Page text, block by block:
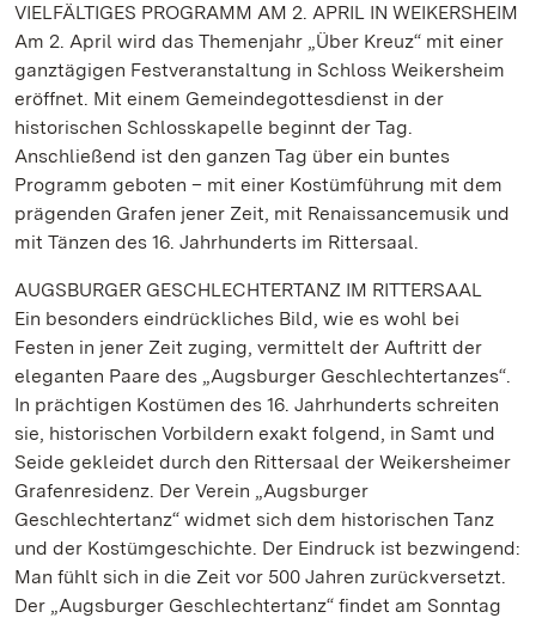
VIELFÄLTIGES PROGRAMM AM 2. APRIL IN WEIKERSHEIM
Am 2. April wird das Themenjahr „Über Kreuz“ mit einer
ganztägigen Festveranstaltung in Schloss Weikersheim
eröffnet. Mit einem Gemeindegottesdienst in der
historischen Schlosskapelle beginnt der Tag.
Anschließend ist den ganzen Tag über ein buntes
Programm geboten – mit einer Kostümführung mit dem
prägenden Grafen jener Zeit, mit Renaissancemusik und
mit Tänzen des 16. Jahrhunderts im Rittersaal.
AUGSBURGER GESCHLECHTERTANZ IM RITTERSAAL
Ein besonders eindrückliches Bild, wie es wohl bei
Festen in jener Zeit zuging, vermittelt der Auftritt der
eleganten Paare des „Augsburger Geschlechtertanzes“.
In prächtigen Kostümen des 16. Jahrhunderts schreiten
sie, historischen Vorbildern exakt folgend, in Samt und
Seide gekleidet durch den Rittersaal der Weikersheimer
Grafenresidenz. Der Verein „Augsburger
Geschlechtertanz“ widmet sich dem historischen Tanz
und der Kostümgeschichte. Der Eindruck ist bezwingend:
Man fühlt sich in die Zeit vor 500 Jahren zurückversetzt.
Der „Augsburger Geschlechtertanz“ findet am Sonntag